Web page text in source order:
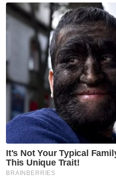
Artikel
Semasa
Seorang
rakan
Yala
Semasa
PDRM nafi
visual,
Timbalan
Semasa